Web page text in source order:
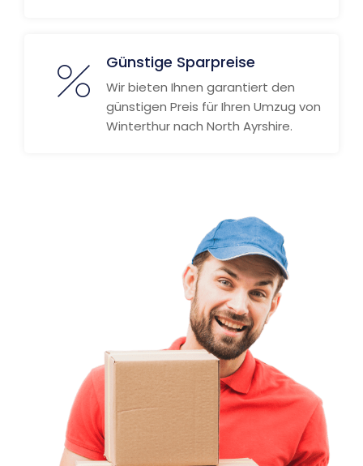
Günstige Sparpreise
Wir bieten Ihnen garantiert den
günstigen Preis für Ihren Umzug von
Winterthur nach North Ayrshire.